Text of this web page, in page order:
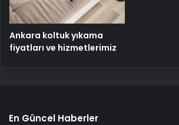
Ankara koltuk yıkama
fiyatları ve hizmetlerimiz
En Güncel Haberler